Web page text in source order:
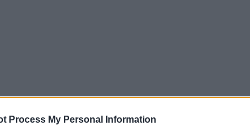
Process My Personal Information